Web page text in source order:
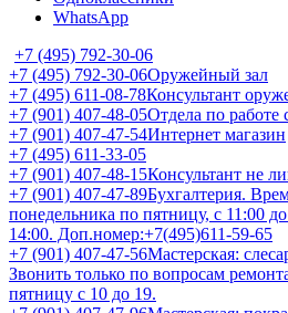
WhatsApp
+7 (495) 792-30-06
+7 (495) 792-30-06Оружейный зал
+7 (495) 611-08-78Консультант
+7 (901) 407-48-05Отдела по
+7 (901) 407-47-54Интернет магазин
+7 (495) 611-33-05
+7 (901) 407-48-15Консультант не
+7 (901) 407-47-89Бухгалтерия.
понедельника по пятницу, с 11:00
14:00. Доп.номер:+7(495)611-59-65
+7 (901) 407-47-56Мастерская:
Звонить только по вопросам
пятницу с 10 до 19.